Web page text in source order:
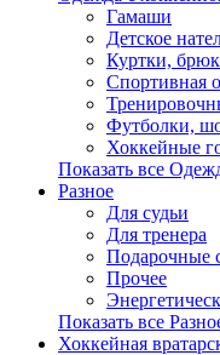
Гамаши
Детское
Куртки,
Спортивная
Футболки,
Хоккейные
Показать все
Разное
Для судьи
Для тренера
Подарочные
Прочее
Показать все
Хоккейная